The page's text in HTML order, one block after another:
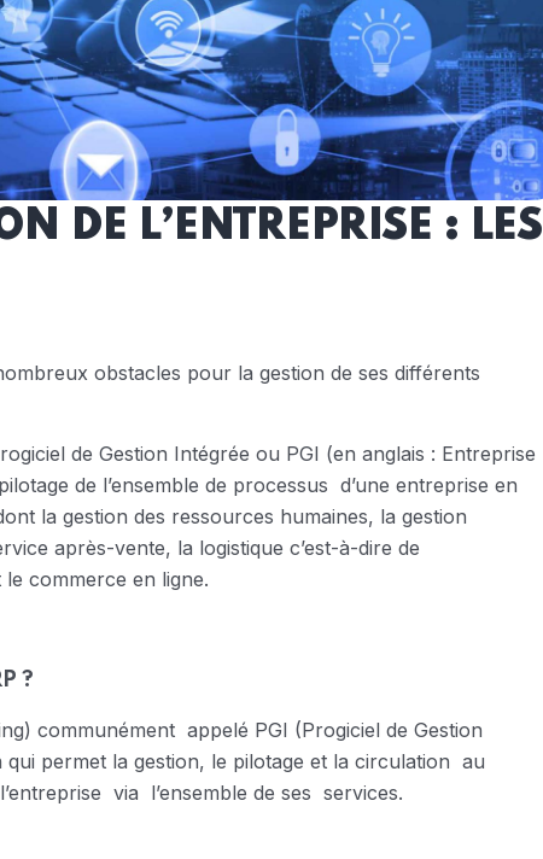
DE L’ENTREPRISE : LES
obstacles pour la gestion de ses différents
de Gestion Intégrée ou PGI (en anglais : Entreprise
de l’ensemble de processus d’une entreprise en
la gestion des ressources humaines, la gestion
après-vente, la logistique c’est-à-dire de
commerce en ligne.
?
communément appelé PGI (Progiciel de Gestion
qui permet la gestion, le pilotage et la circulation au
via l’ensemble de ses services.